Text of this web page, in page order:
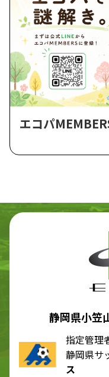
エコパ
静岡県小笠
指定管理
静岡県サ
ス